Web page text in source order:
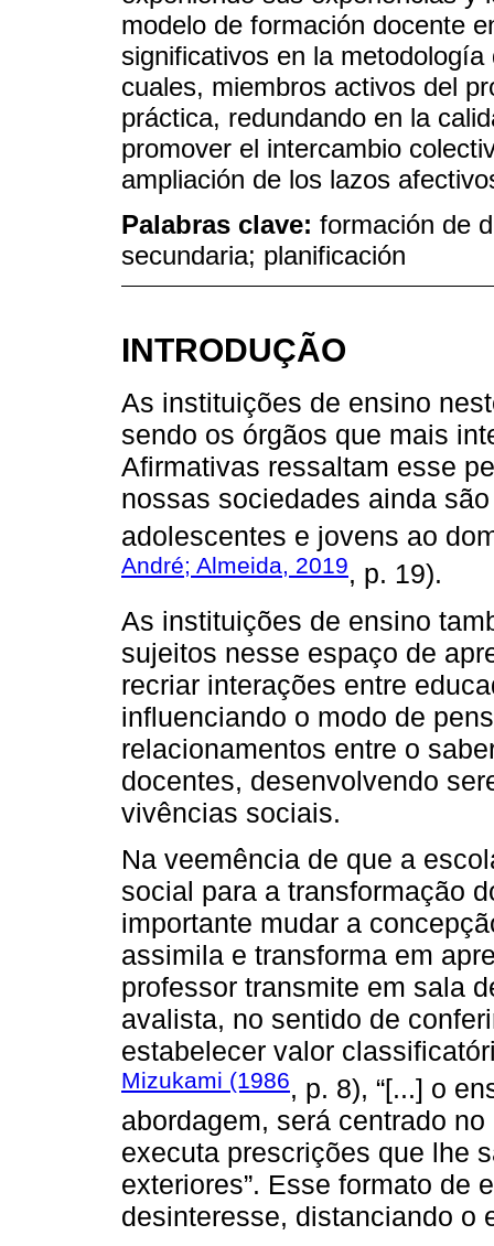
modelo de formación docente
significativos en la
cuales, miembros activos del
práctica, redundando en la
promover el intercambio
ampliación de los lazos
Palabras clave: formación de
secundaria; planificación
INTRODUÇÃO
As instituições de ensino
sendo os órgãos que mais
Afirmativas ressaltam esse
nossas sociedades ainda
adolescentes e jovens ao
André; Almeida, 2019, p. 19).
As instituições de ensino
sujeitos nesse espaço de
recriar interações entre
influenciando o modo de
relacionamentos entre o
docentes, desenvolvendo
vivências sociais.
Na veemência de que a
social para a transformação
importante mudar a
assimila e transforma em
professor transmite em sala
avalista, no sentido de
estabelecer valor
Mizukami (1986, p. 8), “[...] o
abordagem, será centrado
executa prescrições que lhe
exteriores”. Esse formato de
desinteresse, distanciando o